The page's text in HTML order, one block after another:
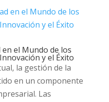
el Mundo de los
y el Éxito
la gestión de la
en un componente
Las